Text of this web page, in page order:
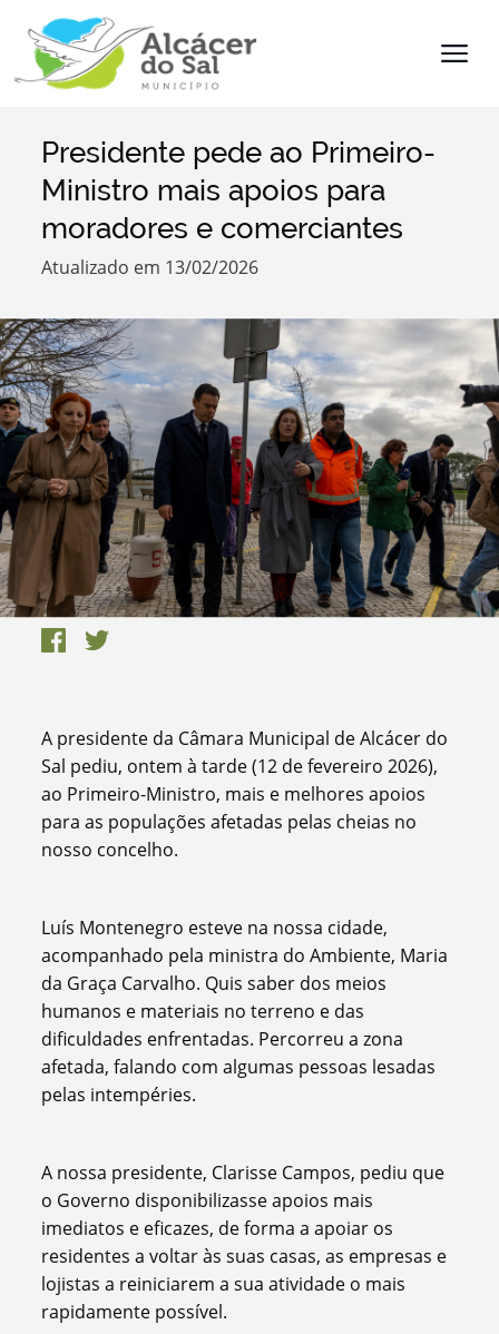
Termo de Pesquisa
Filtros
Presidente pede ao Primeiro-
Ministro mais apoios para
moradores e comerciantes
Atualizado em 13/02/2026
A presidente da Câmara Municipal de Alcácer do
Sal pediu, ontem à tarde (12 de fevereiro 2026),
ao Primeiro-Ministro, mais e melhores apoios
para as populações afetadas pelas cheias no
nosso concelho.
Luís Montenegro esteve na nossa cidade,
acompanhado pela ministra do Ambiente, Maria
da Graça Carvalho. Quis saber dos meios
humanos e materiais no terreno e das
dificuldades enfrentadas. Percorreu a zona
afetada, falando com algumas pessoas lesadas
pelas intempéries.
A nossa presidente, Clarisse Campos, pediu que
o Governo disponibilizasse apoios mais
imediatos e eficazes, de forma a apoiar os
residentes a voltar às suas casas, as empresas e
lojistas a reiniciarem a sua atividade o mais
rapidamente possível.